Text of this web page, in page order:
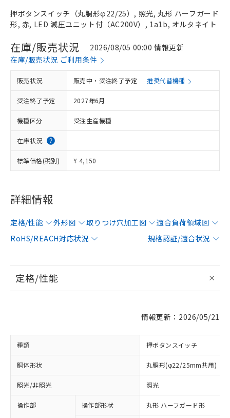
押ボタンスイッチ（丸胴形φ22/25）, 照光, 丸形 ハーフガード
形, 赤, LED 減圧ユニット付（AC200V）, 1a1b, オルタネイト
在庫/販売状況
2026/08/05 00:00 情報更新
在庫/販売状況 ご利用条件
販売状況 販売中・受注終了予定 推奨代替機種
受注終了予定 2027年6月
機種区分 受注生産機種
在庫状況
標準価格(税別) ¥ 4,150
詳細情報
定格/性能 外形図 取りつけ穴加工図
適合負荷領域図
RoHS/REACH対応状況
規格認証/適合状況
定格/性能
情報更新：2026/05/21
種類 押ボタンスイッチ
胴体形状 丸胴形(φ22/25mm共用)
照光/非照光 照光
操作部 操作部形状 丸形 ハーフガード形